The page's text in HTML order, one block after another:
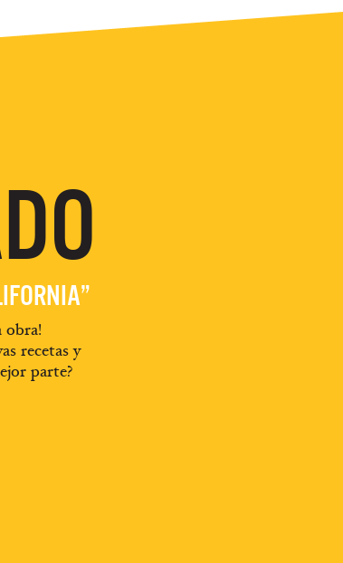
obra!
recetas y
parte?